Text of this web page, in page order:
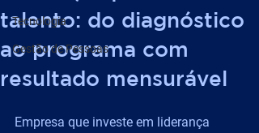
Tecnologia
Gestão de Pessoas
talento: do diagnóstico
ao programa com
resultado mensurável
Empresa que investe em liderança